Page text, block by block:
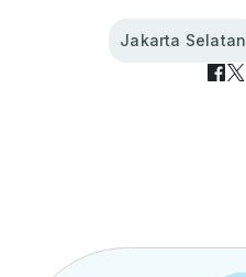
Jakarta Selatan